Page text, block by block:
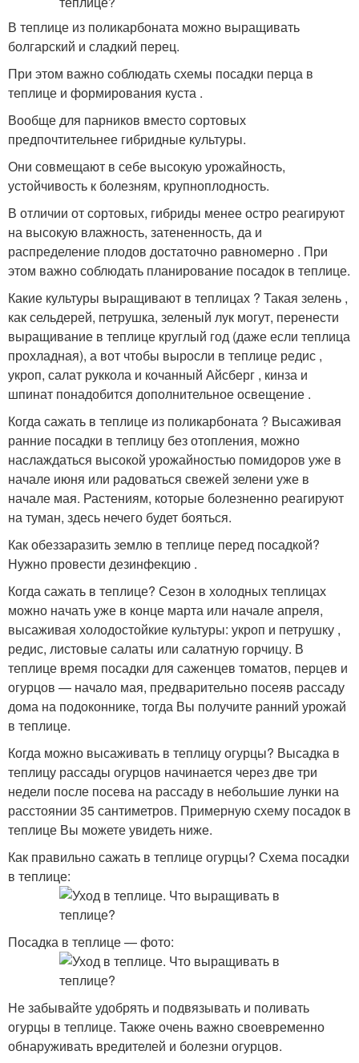
В теплице из поликарбоната можно выращивать
болгарский и сладкий перец.
При этом важно соблюдать схемы посадки перца в
теплице и формирования куста .
Вообще для парников вместо сортовых
предпочтительнее гибридные культуры.
Они совмещают в себе высокую урожайность,
устойчивость к болезням, крупноплодность.
В отличии от сортовых, гибриды менее остро реагируют
на высокую влажность, затененность, да и
распределение плодов достаточно равномерно . При
этом важно соблюдать планирование посадок в теплице.
Какие культуры выращивают в теплицах ? Такая зелень ,
как сельдерей, петрушка, зеленый лук могут, перенести
выращивание в теплице круглый год (даже если теплица
прохладная), а вот чтобы выросли в теплице редис ,
укроп, салат руккола и кочанный Айсберг , кинза и
шпинат понадобится дополнительное освещение .
Когда сажать в теплице из поликарбоната ? Высаживая
ранние посадки в теплицу без отопления, можно
наслаждаться высокой урожайностью помидоров уже в
начале июня или радоваться свежей зелени уже в
начале мая. Растениям, которые болезненно реагируют
на туман, здесь нечего будет бояться.
Как обеззаразить землю в теплице перед посадкой?
Нужно провести дезинфекцию .
Когда сажать в теплице? Сезон в холодных теплицах
можно начать уже в конце марта или начале апреля,
высаживая холодостойкие культуры: укроп и петрушку ,
редис, листовые салаты или салатную горчицу. В
теплице время посадки для саженцев томатов, перцев и
огурцов — начало мая, предварительно посеяв рассаду
дома на подоконнике, тогда Вы получите ранний урожай
в теплице.
Когда можно высаживать в теплицу огурцы? Высадка в
теплицу рассады огурцов начинается через две три
недели после посева на рассаду в небольшие лунки на
расстоянии 35 сантиметров. Примерную схему посадок в
теплице Вы можете увидеть ниже.
Как правильно сажать в теплице огурцы? Схема посадки
в теплице:
Посадка в теплице — фото:
Не забывайте удобрять и подвязывать и поливать
огурцы в теплице. Также очень важно своевременно
обнаруживать вредителей и болезни огурцов.